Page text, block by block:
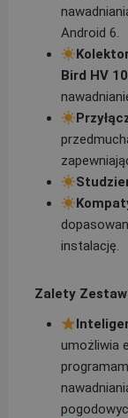
Android 6.
Bird HV
instalację.
Zalety
umożliwia